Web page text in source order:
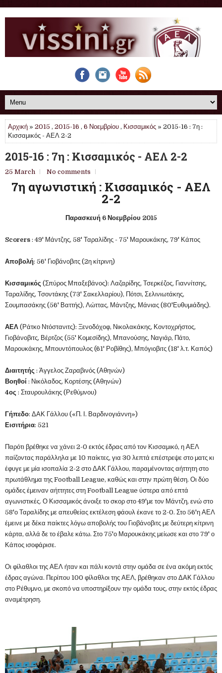
Αρχική » 2015 , 2015-16 , 6 Νοεμβρίου , Κισσαμικός » 2015-16 : 7η :
Κισσαμικός - ΑΕΛ 2-2
2015-16 : 7η : Κισσαμικός - ΑΕΛ 2-2
25 March No comments
7η αγωνιστική : Κισσαμικός - ΑΕΛ
2-2
Παρασκευή 6 Νοεμβρίου 2015
Scorers : 49' Μάντζης, 58' Ταραλίδης - 75' Μαρουκάκης, 79' Κάπος
Αποβολή: 56' Γιοβάνοβιτς (2η κίτρινη)
Κισσαμικός (Σπύρος Μπαξεβάνος): Λαζαρίδης, Τσερκέζος, Γιαννίτσης,
Ταραλίδης, Τσοντάκης (73' Σακελλαρίου), Πότσι, Σελινιωτάκης,
Σουμπασάκης (56' Βαττής), Λώττας, Μάντζης, Μάνιας (80'Ευθυμιάδης).
ΑΕΛ (Ράτκο Ντόστανιτς): Ξενοδόχοφ, Νικολακάκης, Κοντοχρήστος,
Γιοβάνοβιτς, Βέρτζος (55' Κομεσίδης), Μπανούσης, Ναγιάρ, Πάτο,
Μαρουκάκης, Μπουντόπουλος (61' Ροβίθης), Μπόγιοβιτς (18' λ.τ. Καπός)
Διαιτητής : Άγγελος Ζαραβινός (Αθηνών)
Βοηθοί : Νικόλαδος, Κορτέσης (Αθηνών)
4ος : Σταυρουλάκης (Ρεθύμνου)
Γήπεδο: ΔΑΚ Γάλλου («Π. Ι. Βαρδινογιάννη»)
Εισιτήρια: 521
Παρότι βρέθηκε να χάνει 2-0 εκτός έδρας από τον Κισσαμικό, η ΑΕΛ
παίζοντας παράλληλα με 10 παίκτες, για 30 λεπτά επέστρεψε στο ματς κι
έφυγε με μία ισοπαλία 2-2 στο ΔΑΚ Γάλλου, παραμένοντας αήττητη στο
πρωτάθλημα της Football League, καθώς και στην πρώτη θέση. Οι δύο
ομάδες έμειναν αήττητες στη Football League ύστερα από επτά
αγωνιστικές. Ο Κισσαμικός άνοιξε το σκορ στο 49'με τον Μάντζη, ενώ στο
58'ο Ταραλίδης με απευθείας εκτέλεση φάουλ έκανε το 2-0. Στο 56'η ΑΕΛ
έμεινε με δέκα παίκτες λόγω αποβολής του Γιοβάνοβιτς με δεύτερη κίτρινη
κάρτα, αλλά δε το έβαλε κάτω. Στο 75'ο Μαρουκάκης μείωσε και στο 79' ο
Κάπος ισοφάρισε.
Οι φίλαθλοι της ΑΕΛ ήταν και πάλι κοντά στην ομάδα σε ένα ακόμη εκτός
έδρας αγώνα. Περίπου 100 φίλαθλοι της ΑΕΛ, βρέθηκαν στο ΔΑΚ Γάλλου
στο Ρέθυμνο, με σκοπό να υποστηρίξουν την ομάδα τους, στην εκτός έδρας
αναμέτρηση.